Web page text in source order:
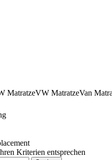
MatratzeVW MatratzeVan
Kriterien entsprechen